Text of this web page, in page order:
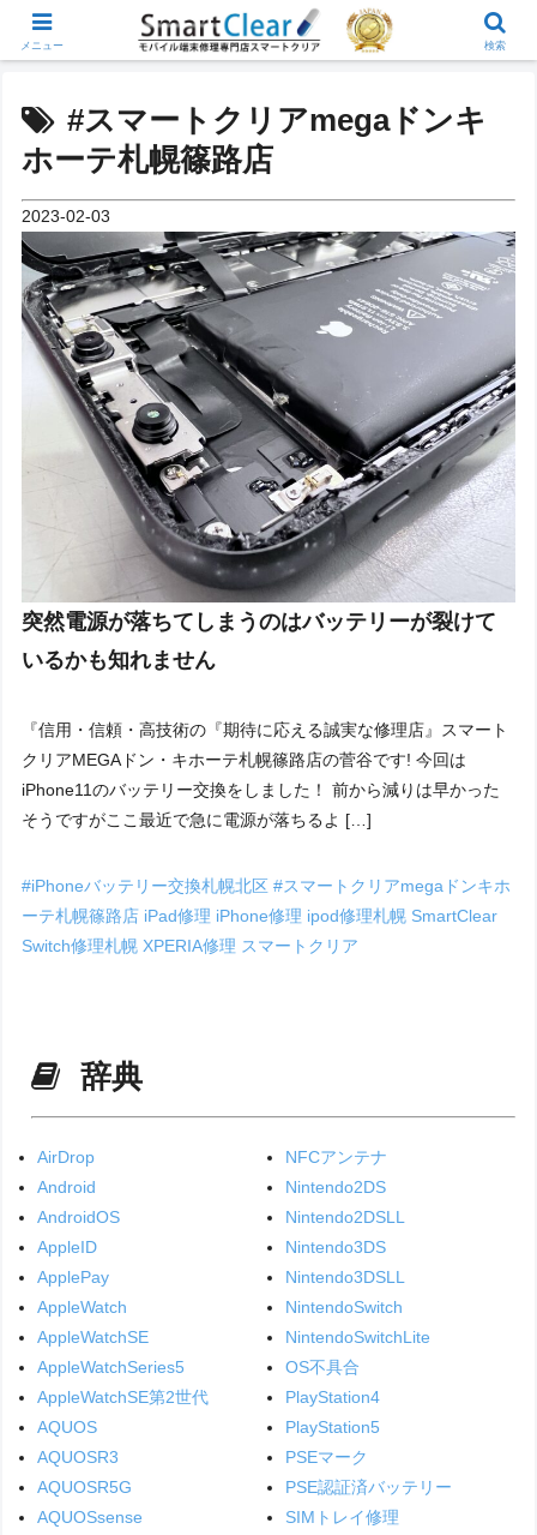
#スマートクリアmegaドンキ
ホーテ札幌篠路店
2023-02-03
突然電源が落ちてしまうのはバッテリーが裂けて
いるかも知れません
『信用・信頼・高技術の『期待に応える誠実な修理店』スマート
クリアMEGAドン・キホーテ札幌篠路店の菅谷です! 今回は
iPhone11のバッテリー交換をしました！ 前から減りは早かった
そうですがここ最近で急に電源が落ちるよ […]
#iPhoneバッテリー交換札幌北区#スマートクリアmegaドンキホ
ーテ札幌篠路店 iPad修理 iPhone修理 ipod修理札幌 SmartClear
Switch修理札幌 XPERIA修理 スマートクリア
辞典
AirDrop
Android
AndroidOS
AppleID
ApplePay
AppleWatch
AppleWatchSE
AppleWatchSeries5
AppleWatchSE第2世代
AQUOS
AQUOSR3
AQUOSR5G
AQUOSsense
NFCアンテナ
Nintendo2DS
Nintendo2DSLL
Nintendo3DS
Nintendo3DSLL
NintendoSwitch
NintendoSwitchLite
OS不具合
PlayStation4
PlayStation5
PSEマーク
PSE認証済バッテリー
SIMトレイ修理
メニュー 検索